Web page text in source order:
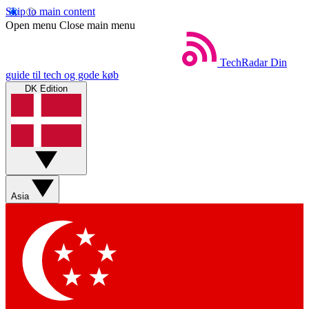
Skip to main content
Open menu Close main menu
TechRadar Din
guide til tech og gode køb
DK Edition
Asia